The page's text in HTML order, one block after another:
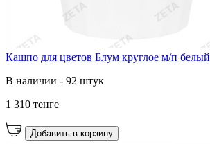
Кашпо для цветов Блум круглое м/п белый
В наличии - 92 штук
1 310 тенге
Добавить в корзину